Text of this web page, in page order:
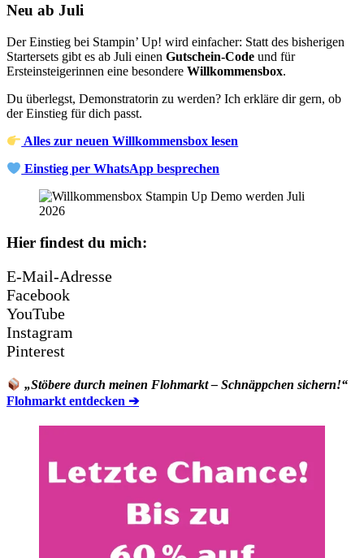
Neu ab Juli
Der Einstieg bei Stampin’ Up! wird einfacher: Statt des bisherigen
Startersets gibt es ab Juli einen Gutschein-Code und für
Ersteinsteigerinnen eine besondere Willkommensbox.
Du überlegst, Demonstratorin zu werden? Ich erkläre dir gern, ob
der Einstieg für dich passt.
Alles zur neuen Willkommensbox lesen
Einstieg per WhatsApp besprechen
Hier findest du mich:
E-Mail-Adresse
Facebook
YouTube
Instagram
Pinterest
„Stöbere durch meinen Flohmarkt – Schnäppchen sichern!“
Flohmarkt entdecken ➔